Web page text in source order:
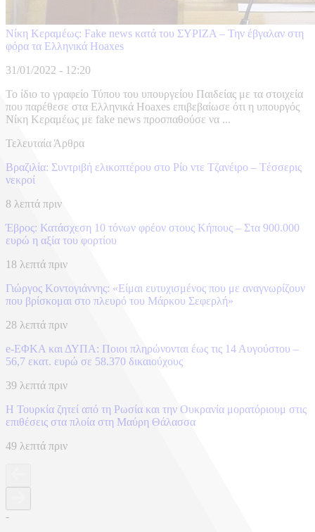
Νίκη Κεραμέως: Fake news κατά του ΣΥΡΙΖΑ – Την έβγαλαν στη
φόρα τα Ελληνικά Hoaxes
31/01/2022 - 12:20
Το ίδιο το γραφείο Τύπου του υπουργείου Παιδείας με τα στοιχεία
που παρέθεσε στα Ελληνικά Hoaxes επιβεβαίωσε ότι η υπουργός
Νίκη Κεραμέως με fake news προσπαθούσε να ...
Τελευταία Άρθρα
Βραζιλία: Συντριβή ελικοπτέρου στο Ρίο ντε Τζανέιρο – Tέσσερις
νεκροί
8 λεπτά πριν
Έβρος: Κατάσχεση 10 τόνων φρέον στους Κήπους – Στα 900.000
ευρώ η αξία του φορτίου
18 λεπτά πριν
Γιώργος Κοντογιάννης: «Είμαι ευτυχισμένος που με αναγνωρίζουν
που βρίσκομαι στο πλευρό του Μάρκου Σεφερλή»
28 λεπτά πριν
e-ΕΦΚΑ και ΔΥΠΑ: Ποιοι πληρώνονται έως τις 14 Αυγούστου –
56,7 εκατ. ευρώ σε 58.370 δικαιούχους
39 λεπτά πριν
Η Τουρκία ζητεί από τη Ρωσία και την Ουκρανία μορατόριουμ στις
επιθέσεις στα πλοία στη Μαύρη Θάλασσα
49 λεπτά πριν
-